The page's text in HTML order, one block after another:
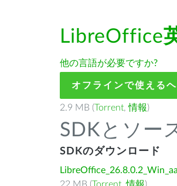
LibreOffice
他の言語が必要ですか?
オフラインで使える
2.9 MB (Torrent,情報)
SDKとソー
SDKのダウンロード